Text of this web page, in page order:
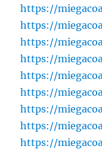
https://
https://
https://
https://
https://
https://
https://
https://
https://